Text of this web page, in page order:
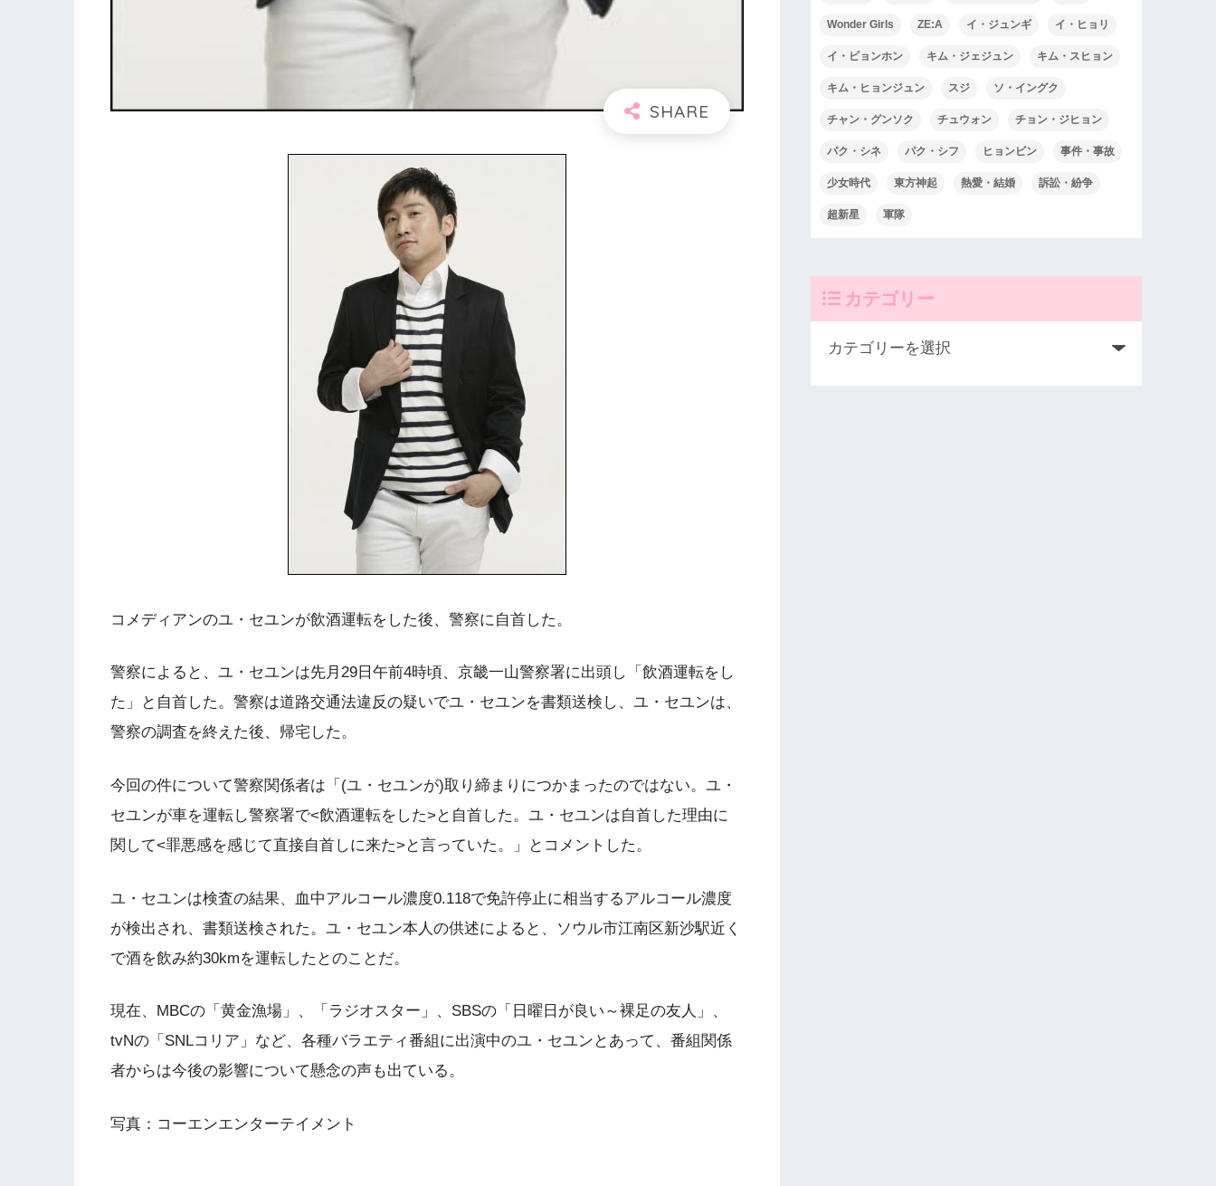
コメディアンのユ・セユンが飲酒運転をした後、警察に自首した。
警察によると、ユ・セユンは先月29日午前4時頃、京畿一山警察署に出頭し「飲酒運転をし
た」と自首した。警察は道路交通法違反の疑いでユ・セユンを書類送検し、ユ・セユンは、
警察の調査を終えた後、帰宅した。
今回の件について警察関係者は「(ユ・セユンが)取り締まりにつかまったのではない。ユ・
セユンが車を運転し警察署で<飲酒運転をした>と自首した。ユ・セユンは自首した理由に
関して<罪悪感を感じて直接自首しに来た>と言っていた。」とコメントした。
ユ・セユンは検査の結果、血中アルコール濃度0.118で免許停止に相当するアルコール濃度
が検出され、書類送検された。ユ・セユン本人の供述によると、ソウル市江南区新沙駅近く
で酒を飲み約30kmを運転したとのことだ。
現在、MBCの「黄金漁場」、「ラジオスター」、SBSの「日曜日が良い～裸足の友人」、
tvNの「SNLコリア」など、各種バラエティ番組に出演中のユ・セユンとあって、番組関係
者からは今後の影響について懸念の声も出ている。
写真：コーエンエンターテイメント
Wonder Girls ZE:A イ・ジュンギ イ・ヒョリ
イ・ビョンホン キム・ジェジュン キム・スヒョン
キム・ヒョンジュン スジ ソ・イングク
チャン・グンソク チュウォン チョン・ジヒョン
パク・シネ パク・シフ ヒョンビン 事件・事故
少女時代 東方神起 熱愛・結婚 訴訟・紛争
超新星 軍隊
カテゴリー